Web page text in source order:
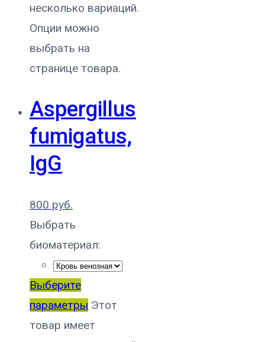
несколько вариаций.
Опции можно
выбрать на
странице товара.
Aspergillus
fumigatus,
IgG
800 руб.
Выбрать
биоматериал:
Выберите
параметры Этот
товар имеет